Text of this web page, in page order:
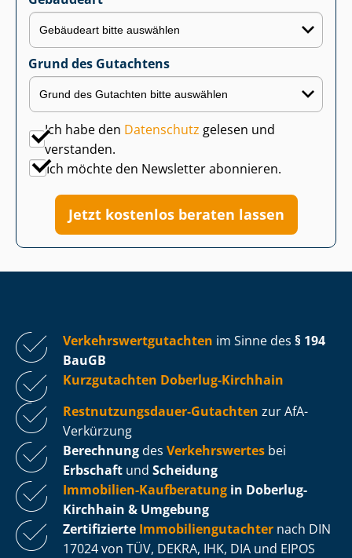
Grund des Gutachtens
Ich habe den Datenschutz gelesen und
verstanden.
Ich möchte den Newsletter abonnieren.
Jetzt kostenlos beraten lassen
Ver­kehrs­wert­gut­ach­ten im Sinne des § 194
BauGB
Kurzgutachten Doberlug-Kirchhain
Rest­nut­zungs­dau­er-Gutachten zur AfA-
Verkürzung
Berechnung des Verkehrswertes bei
Erbschaft und Scheidung
Immobilien-Kaufberatung in Doberlug-
Kirchhain & Umgebung
Zertifizierte Im­mo­bi­li­en­gut­ach­ter nach DIN
17024 von TÜV, DEKRA, IHK, DIA und EIPOS